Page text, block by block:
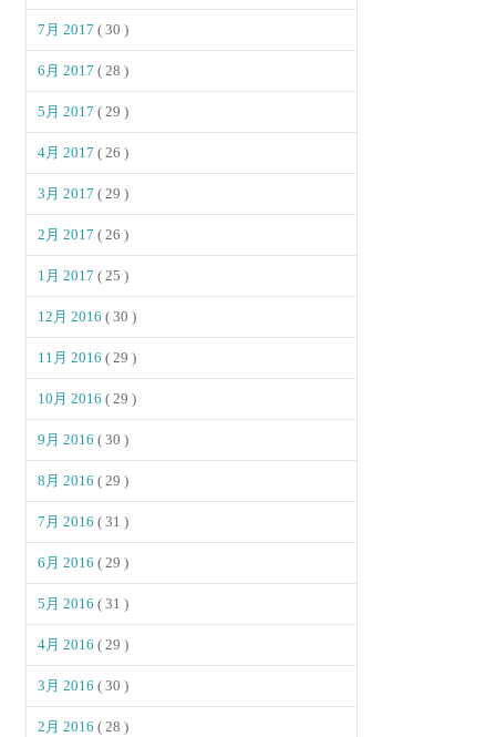
7月 2017( 30 )
6月 2017( 28 )
5月 2017( 29 )
4月 2017( 26 )
3月 2017( 29 )
2月 2017( 26 )
1月 2017( 25 )
12月 2016( 30 )
11月 2016( 29 )
10月 2016( 29 )
9月 2016( 30 )
8月 2016( 29 )
7月 2016( 31 )
6月 2016( 29 )
5月 2016( 31 )
4月 2016( 29 )
3月 2016( 30 )
2月 2016( 28 )